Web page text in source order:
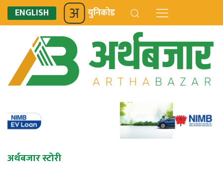
ENGLISH युनिकोड
अर्थबजार स्टोरी